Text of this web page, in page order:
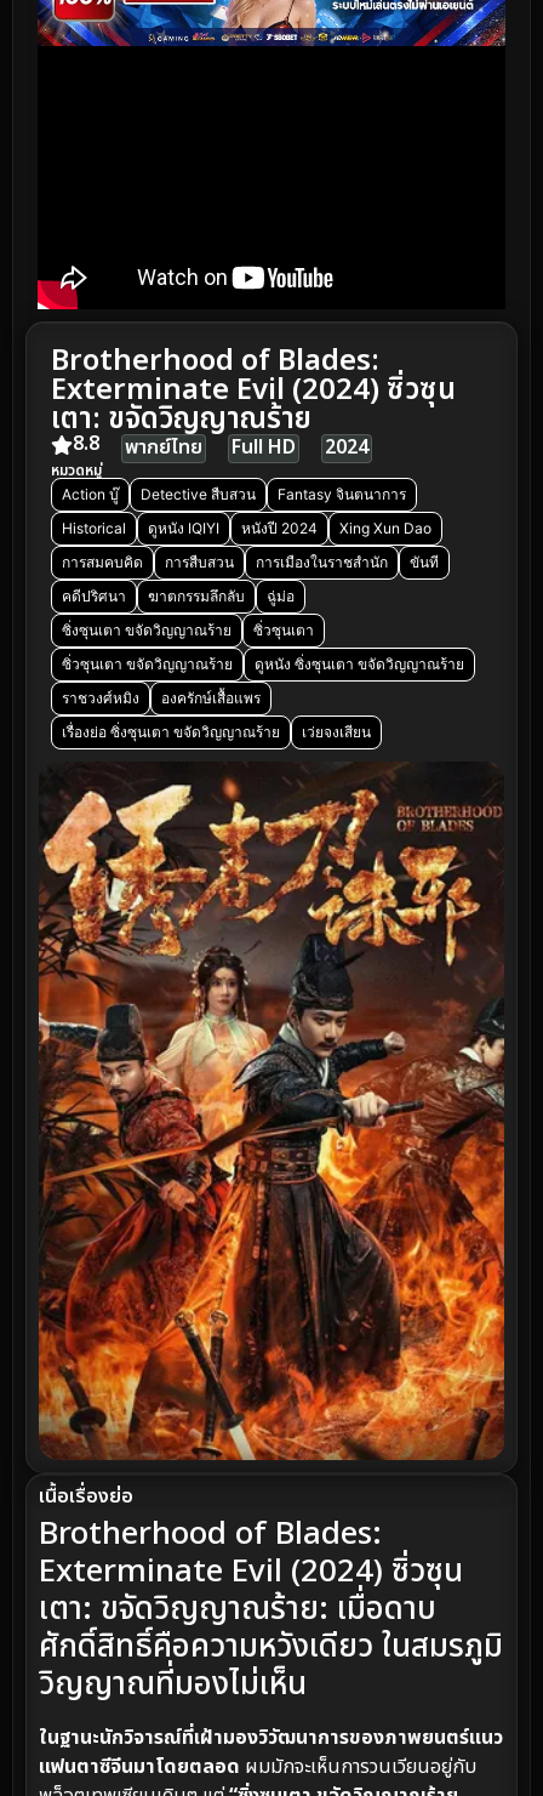
Brotherhood of Blades:
Exterminate Evil (2024) ซิ่วซุน
เตา: ขจัดวิญญาณร้าย
8.8 พากย์ไทย Full HD 2024
หมวดหมู่
Action บู๊ Detective สืบสวน
Fantasy จินตนาการ
Historical
ดูหนัง IQIYI หนังปี 2024
Xing Xun Dao
การสมคบคิด
การสืบสวน การเมืองในราชสำนัก
ขันที
คดีปริศนา
ฆาตกรรมลึกลับ
ฉู่ม่อ
ซิ่งซุนเตา ขจัดวิญญาณร้าย
ซิ่วซุนเตา
ซิ่วซุนเตา ขจัดวิญญาณร้าย
ดูหนัง ซิ่งซุนเตา ขจัดวิญญาณร้าย
ราชวงศ์หมิง
องครักษ์เสื้อแพร
เรื่องย่อ ซิ่งซุนเตา ขจัดวิญญาณร้าย
เว่ยจงเสียน
เนื้อเรื่องย่อ
Brotherhood of Blades:
Exterminate Evil (2024) ซิ่วซุน
เตา: ขจัดวิญญาณร้าย: เมื่อดาบ
ศักดิ์สิทธิ์คือความหวังเดียว ในสมรภูมิ
วิญญาณที่มองไม่เห็น
ในฐานะนักวิจารณ์ที่เฝ้ามองวิวัฒนาการของภาพยนตร์แนว
แฟนตาซีจีนมาโดยตลอด ผมมักจะเห็นการวนเวียนอยู่กับ